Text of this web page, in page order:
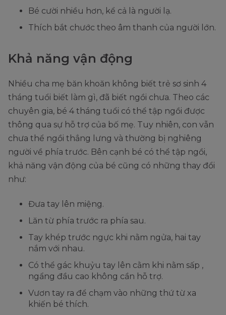
Bé cười nhiều hơn, kể cả là người lạ.
Thích bắt chước theo âm thanh của người lớn.
Khả năng vận động
Nhiều cha mẹ băn khoăn không biết trẻ sơ sinh 4
tháng tuổi biết làm gì, đã biết ngồi chưa. Theo các
chuyên gia, bé 4 tháng tuổi có thể tập ngồi được
thông qua sự hỗ trợ của bố mẹ. Tuy nhiên, con vẫn
chưa thể ngồi thẳng lưng và thường bị nghiêng
người về phía trước. Bên cạnh bé có thể tập ngồi,
khả năng vận động của bé cũng có những thay đổi
như:
Đưa tay lên miệng.
Lăn từ phía trước ra phía sau.
Tay khép trước ngực khi nằm ngửa, hai tay
nắm với nhau.
Có thể gác khuỷu tay lên cằm khi nằm sấp ,
ngẩng đầu cao không cần hỗ trợ.
Vươn tay ra để chạm vào những thứ từ xa
khiến bé thích.